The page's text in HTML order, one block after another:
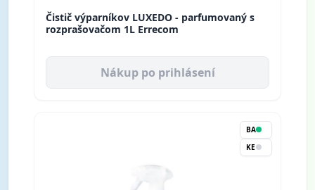
Čistič výparníkov LUXEDO - parfumovaný s
rozprašovačom 1L Errecom
Nákup po prihlásení
BA
KE